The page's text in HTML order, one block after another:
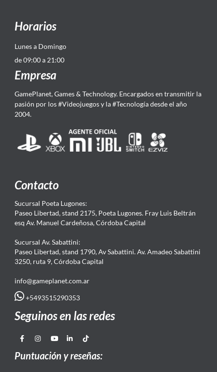
Horarios
Lunes a Domingo
de 09:00 a 21:00
Empresa
GamePlanet, Games & Technology. Encargados en transmitir la
pasión por los #Videojuegos y la #Tecnología desde el año
2004.
Contacto
Sucursal Poeta Lugones:
Paseo Libertad, stand 2175, Poeta Lugones. Fray Luis Beltrán
esq Av. Manuel Cardeñosa, Córdoba Capital
Sucursal Av. Sabattini:
Paseo Libertad, stand 1790, Av Sabattini. Av. Amadeo Sabattini
3250, ruta 9, Córdoba Capital
info@gameplanet.com.ar
+5493515290353
Seguinos en las redes
Puntuación y reseñas: